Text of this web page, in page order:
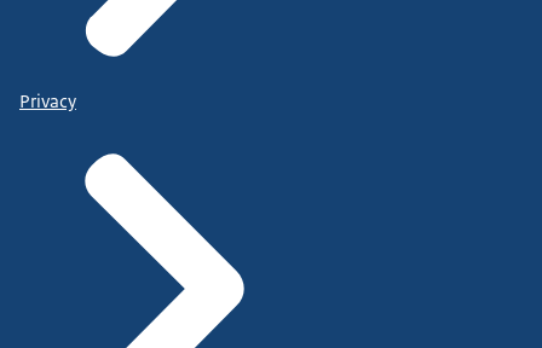
Privacy